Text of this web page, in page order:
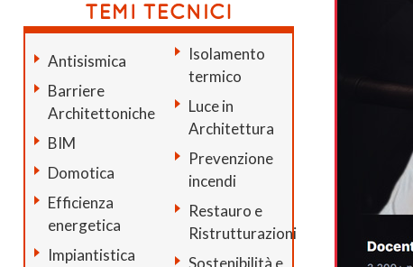
Antisismica
Barriere
Architettoniche
BIM
Domotica
Efficienza
energetica
Impiantistica
Isolamento
termico
Luce in
Architettura
Prevenzione
incendi
Restauro e
Ristrutturazioni
Sostenibilità e